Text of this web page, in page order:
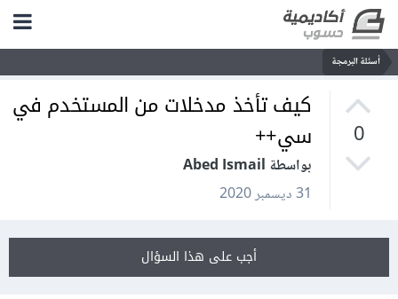
أسئلة البرمجة
0
كيف تأخذ مدخلات من المستخدم في
سي++
بواسطة Abed Ismail
31 ديسمبر 2020
أجب على هذا السؤال